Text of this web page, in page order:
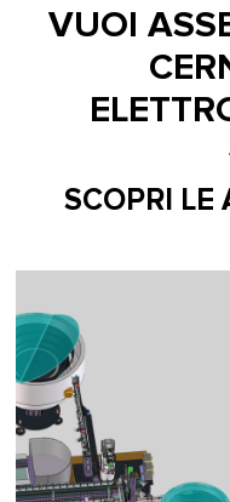
VUOI
SCOPRI LE